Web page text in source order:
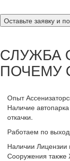
Оставьте заявку и
СЛУЖБА
ПОЧЕМУ
Опыт
Наличие
откачки.
Работаем по
Наличии
Сооружения также